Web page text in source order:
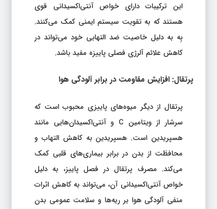
این ترکیبات دارای خواص آنتی‌اکسیدانی قوی
هستند که به تقویت سیستم ایمنی کمک می‌کنند.
بِه به دلیل خاصیت ضد التهابی خود می‌تواند در
کاهش علائم آلرژی فصلی پاییزه مفید باشد.
پرتقال: افزایش مقاومت در برابر آلودگی هوا
پرتقال از دیگر میوه‌های پاییزی محبوب است که
سرشار از ویتامین C و آنتی‌اکسیدان‌هایی مانند
هسپریدین است. هسپریدین به کاهش التهاب و
محافظت از بدن در برابر بیماری‌های قلبی کمک
می‌کند. مصرف پرتقال در فصل پاییز، به دلیل
خواص آنتی‌اکسیدانی آن، می‌تواند به کاهش اثرات
منفی آلودگی هوا بر ریه‌ها و سلامت عمومی بدن